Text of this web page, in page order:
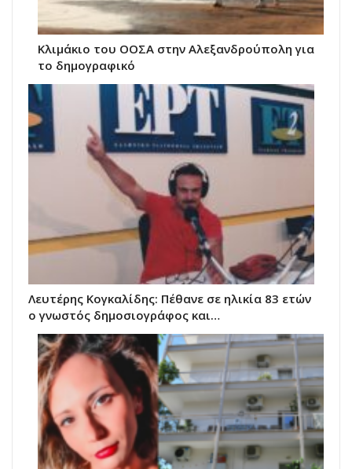
Κλιμάκιο του ΟΟΣΑ στην Αλεξανδρούπολη για
το δημογραφικό
Λευτέρης Κογκαλίδης: Πέθανε σε ηλικία 83 ετών
ο γνωστός δημοσιογράφος και…